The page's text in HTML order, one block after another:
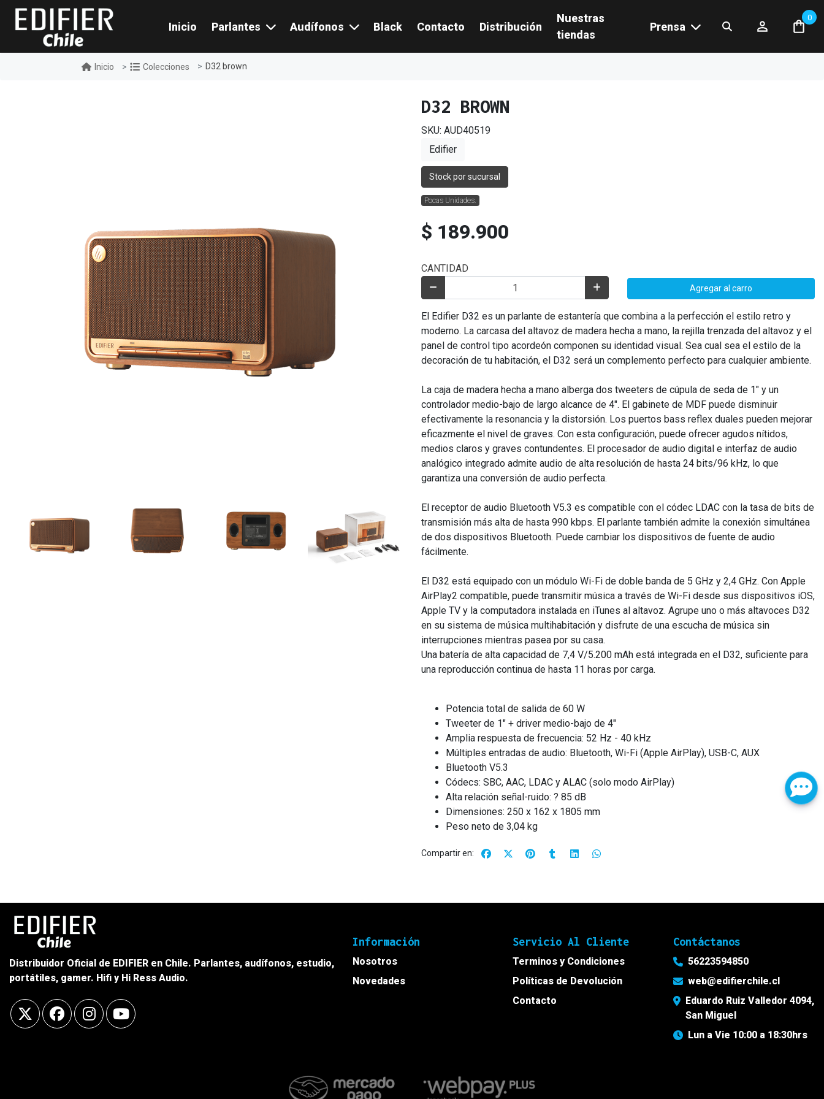
Inicio Parlantes Audífonos Black Contacto Distribución
Nuestras
tiendas
Prensa
0
Inicio Colecciones D32 brown
D32 BROWN
SKU: AUD40519
Edifier
Stock por sucursal
Pocas Unidades.
$ 189.900
CANTIDAD
Agregar al carro
El Edifier D32 es un parlante de estantería que combina a la perfección el estilo retro y
moderno. La carcasa del altavoz de madera hecha a mano, la rejilla trenzada del altavoz y el
panel de control tipo acordeón componen su identidad visual. Sea cual sea el estilo de la
decoración de tu habitación, el D32 será un complemento perfecto para cualquier ambiente.
La caja de madera hecha a mano alberga dos tweeters de cúpula de seda de 1" y un
controlador medio-bajo de largo alcance de 4". El gabinete de MDF puede disminuir
efectivamente la resonancia y la distorsión. Los puertos bass reflex duales pueden mejorar
eficazmente el nivel de graves. Con esta configuración, puede ofrecer agudos nítidos,
medios claros y graves contundentes. El procesador de audio digital e interfaz de audio
analógico integrado admite audio de alta resolución de hasta 24 bits/96 kHz, lo que
garantiza una conversión de audio perfecta.
El receptor de audio Bluetooth V5.3 es compatible con el códec LDAC con la tasa de bits de
transmisión más alta de hasta 990 kbps. El parlante también admite la conexión simultánea
de dos dispositivos Bluetooth. Puede cambiar los dispositivos de fuente de audio
fácilmente.
El D32 está equipado con un módulo Wi-Fi de doble banda de 5 GHz y 2,4 GHz. Con Apple
AirPlay2 compatible, puede transmitir música a través de Wi-Fi desde sus dispositivos iOS,
Apple TV y la computadora instalada en iTunes al altavoz. Agrupe uno o más altavoces D32
en su sistema de música multihabitación y disfrute de una escucha de música sin
interrupciones mientras pasea por su casa.
Una batería de alta capacidad de 7,4 V/5.200 mAh está integrada en el D32, suficiente para
una reproducción continua de hasta 11 horas por carga.
Potencia total de salida de 60 W
Tweeter de 1" + driver medio-bajo de 4"
Amplia respuesta de frecuencia: 52 Hz - 40 kHz
Múltiples entradas de audio: Bluetooth, Wi-Fi (Apple AirPlay), USB-C, AUX
Bluetooth V5.3
Códecs: SBC, AAC, LDAC y ALAC (solo modo AirPlay)
Alta relación señal-ruido: ? 85 dB
Dimensiones: 250 x 162 x 1805 mm
Peso neto de 3,04 kg
Compartir en:
Distribuidor Oficial de EDIFIER en Chile. Parlantes, audífonos, estudio,
portátiles, gamer. Hifi y Hi Ress Audio.
Información
Nosotros
Novedades
Servicio Al Cliente
Terminos y Condiciones
Políticas de Devolución
Contacto
Contáctanos
56223594850
web@edifierchile.cl
Eduardo Ruiz Valledor 4094,
San Miguel
Lun a Vie 10:00 a 18:30hrs